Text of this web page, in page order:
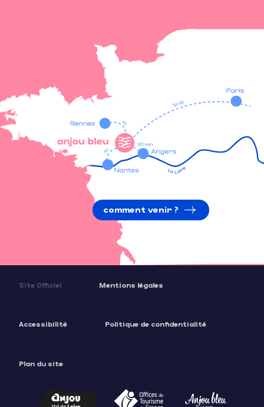
Description
comment venir ?
Site Officiel Mentions légales
Accessibilité Politique de confidentialité
Plan du site